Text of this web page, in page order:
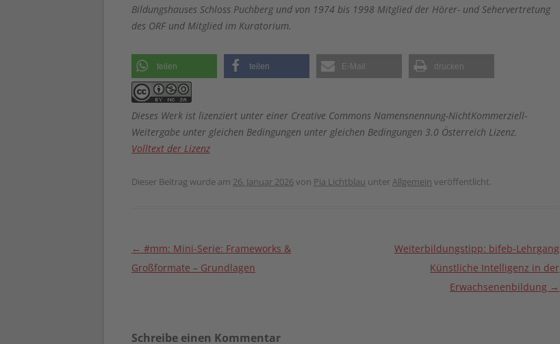
Bildungshauses Schloss Puchberg und von 1974 bis 1998 Mitglied der Hörer- und Sehervertretung
des ORF und Mitglied im Kuratorium.
teilen teilen E-Mail drucken
Dieses Werk ist lizenziert unter einer Creative Commons Namensnennung-NichtKommerziell-
Weitergabe unter gleichen Bedingungen unter gleichen Bedingungen 3.0 Österreich Lizenz.
Volltext der Lizenz
Dieser Beitrag wurde am 26. Januar 2026von Pia Lichtblau unterAllgemein veröffentlicht.
Beitragsnavigation
← #mm: Mini-Serie: Frameworks &
Großformate – Grundlagen
Weiterbildungstipp: bifeb-Lehrgang
Künstliche Intelligenz in der
Erwachsenenbildung →
Schreibe einen Kommentar